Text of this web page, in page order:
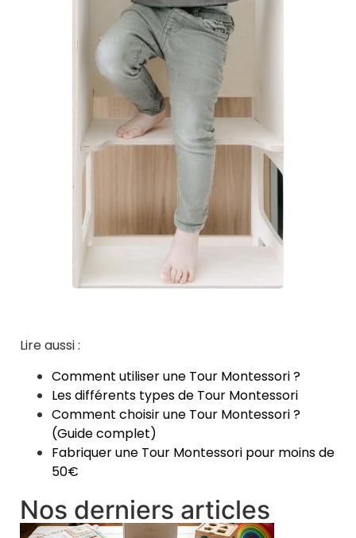
Lire aussi :
Comment utiliser une Tour Montessori ?
Les différents types de Tour Montessori
Comment choisir une Tour Montessori ?
(Guide complet)
Fabriquer une Tour Montessori pour moins de
50€
Nos derniers articles